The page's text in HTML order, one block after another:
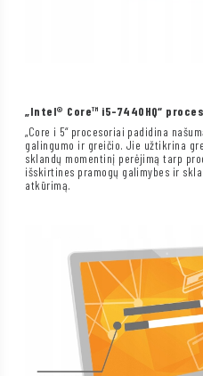
„Intel® Core™ i5-7440HQ“
„Core i 5“ procesoriai padidina
galingumo ir greičio. Jie užtikrina
sklandų momentinį perėjimą tarp
išskirtines pramogų galimybes ir
atkūrimą.